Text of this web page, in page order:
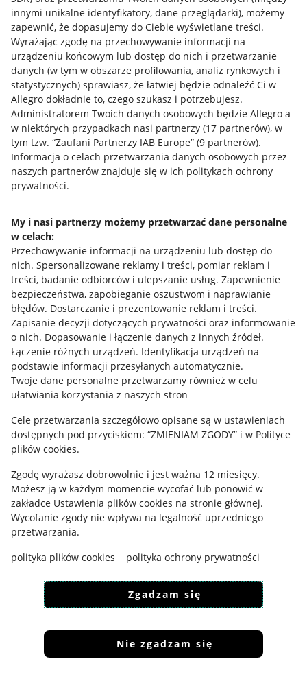
innymi unikalne identyfikatory, dane przeglądarki), możemy
zapewnić, że dopasujemy do Ciebie wyświetlane treści.
Wyrażając zgodę na przechowywanie informacji na
urządzeniu końcowym lub dostęp do nich i przetwarzanie
danych (w tym w obszarze profilowania, analiz rynkowych i
statystycznych) sprawiasz, że łatwiej będzie odnaleźć Ci w
Allegro dokładnie to, czego szukasz i potrzebujesz.
Administratorem Twoich danych osobowych będzie Allegro a
w niektórych przypadkach nasi partnerzy (17 partnerów), w
tym tzw. “Zaufani Partnerzy IAB Europe” (9 partnerów).
Informacja o celach przetwarzania danych osobowych przez
naszych partnerów znajduje się w ich politykach ochrony
prywatności.
My i nasi partnerzy możemy przetwarzać dane personalne
w celach:
Przechowywanie informacji na urządzeniu lub dostęp do
nich. Spersonalizowane reklamy i treści, pomiar reklam i
treści, badanie odbiorców i ulepszanie usług. Zapewnienie
bezpieczeństwa, zapobieganie oszustwom i naprawianie
błędów. Dostarczanie i prezentowanie reklam i treści.
Zapisanie decyzji dotyczących prywatności oraz informowanie
o nich. Dopasowanie i łączenie danych z innych źródeł.
Łączenie różnych urządzeń. Identyfikacja urządzeń na
podstawie informacji przesyłanych automatycznie.
Twoje dane personalne przetwarzamy również w celu
ułatwiania korzystania z naszych stron
Cele przetwarzania szczegółowo opisane są w ustawieniach
dostępnych pod przyciskiem: “ZMIENIAM ZGODY” i w Polityce
plików cookies.
Zgodę wyrażasz dobrowolnie i jest ważna 12 miesięcy.
Możesz ją w każdym momencie wycofać lub ponowić w
zakładce Ustawienia plików cookies na stronie głównej.
Wycofanie zgody nie wpływa na legalność uprzedniego
przetwarzania.
polityka plików cookies
polityka ochrony prywatności
Zgadzam się
Nie zgadzam się
Przydatne informacje
Jak to działa
Allegro Gadane dla sprzedających
Allegro Gadane dla kupujących
Mapa miejscowości
Informacje prawne
Regulamin
Polityka plików "cookies"
Ustawienia plików "cookies"
Udostępnianie lokalizacji
Informacje dla Aktu o Usługach Cyfrowych
Pobierz aplikację
Korzystanie z serwisu oznacza akceptacjęregulaminu